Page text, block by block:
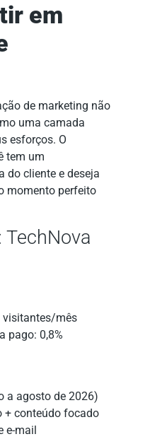
em
de marketing não
uma camada
esforços. O
tem um
do cliente e deseja
momento perfeito
TechNova
visitantes/mês
pago: 0,8%
a agosto de 2026)
+ conteúdo focado
e-mail